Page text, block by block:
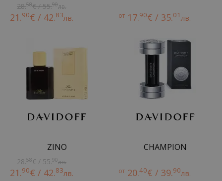
28.58€ / 55.90лв.
21.90€ / 42.83лв. от 17.90€ / 35.01лв.
ZINO
28.58€ / 55.90лв.
21.90€ / 42.83лв.
CHAMPION
от 20.40€ / 39.90лв.